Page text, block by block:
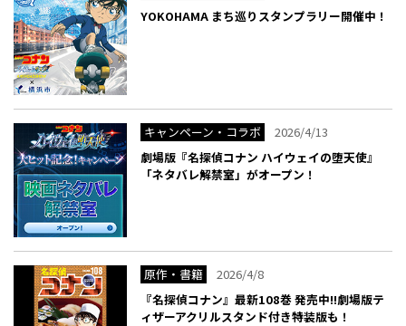
YOKOHAMA まち巡りスタンプラリー開催中！
キャンペーン・コラボ
2026/4/13
劇場版『名探偵コナン ハイウェイの堕天使』
「ネタバレ解禁室」がオープン！
原作・書籍
2026/4/8
『名探偵コナン』最新108巻 発売中!!劇場版テ
ィザーアクリルスタンド付き特装版も！